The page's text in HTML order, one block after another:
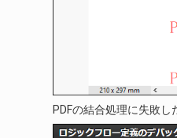
PDFの結合処理に失敗